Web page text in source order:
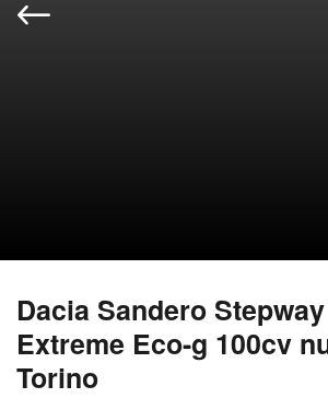
Dacia Sandero
Extreme Eco-g 100cv
Torino